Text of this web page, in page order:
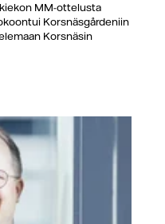
MM-ottelusta
Korsnäsgårdeniin
Korsnäsin